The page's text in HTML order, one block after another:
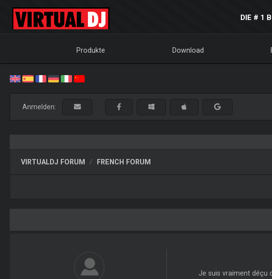
DIE # 1
Produkte Download
Anmelden:
VIRTUALDJ FORUM FRENCH FORUM
Je suis vraiment déçu